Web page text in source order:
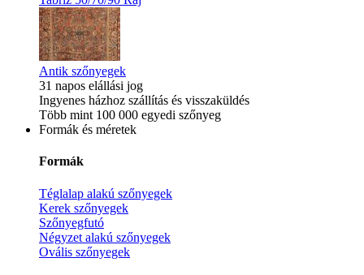
Antik szőnyegek
31 napos elállási jog
Ingyenes házhoz szállítás és visszaküldés
Több mint 100 000 egyedi szőnyeg
Formák és méretek
Formák
Téglalap alakú szőnyegek
Kerek szőnyegek
Szőnyegfutó
Négyzet alakú szőnyegek
Ovális szőnyegek